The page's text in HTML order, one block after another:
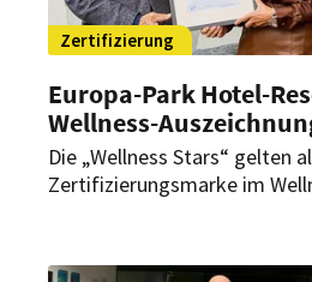
Zertifizierung
Europa-Park Hotel-
Wellness-
Die „Wellness Stars“ gelten
Zertifizierungsmarke im